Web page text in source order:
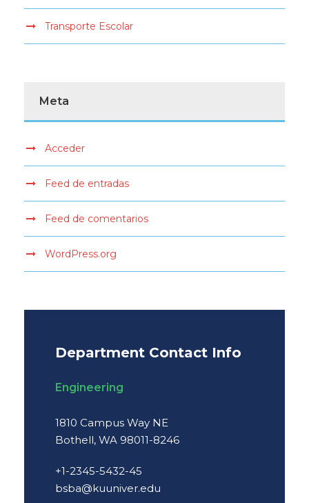
Transporte Escolar
Meta
Acceder
Feed de entradas
Feed de comentarios
WordPress.org
Department Contact Info
Engineering
1810 Campus Way NE
Bothell, WA 98011-8246
+1-2345-5432-45
bsba@kuuniver.edu